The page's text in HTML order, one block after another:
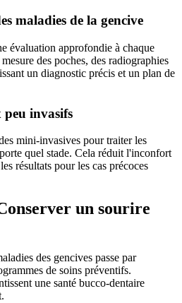
maladies de la gencive
évaluation approfondie à chaque
des poches, des radiographies
un diagnostic précis et un plan de
invasifs
mini-invasives pour traiter les
quel stade. Cela réduit l'inconfort
résultats pour les cas précoces
un sourire
des gencives passe par
de soins préventifs.
une santé bucco-dentaire